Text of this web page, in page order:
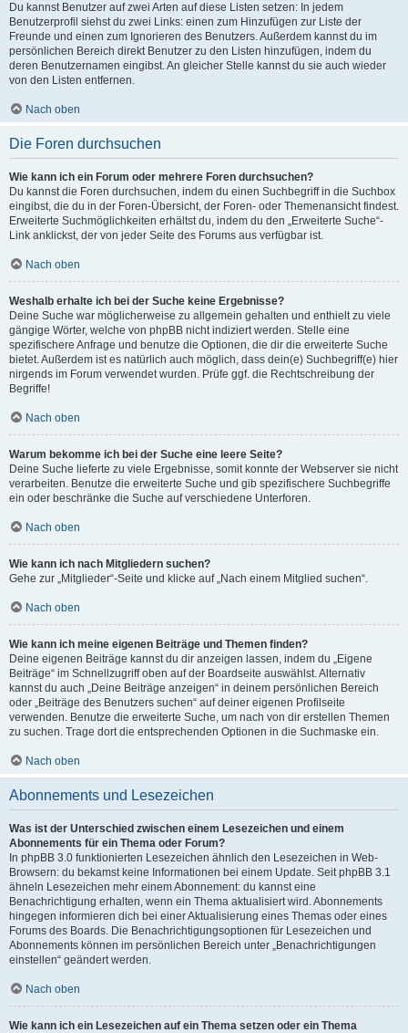
Du kannst Benutzer auf zwei Arten auf diese Listen setzen: In jedem
Benutzerprofil siehst du zwei Links: einen zum Hinzufügen zur Liste der
Freunde und einen zum Ignorieren des Benutzers. Außerdem kannst du im
persönlichen Bereich direkt Benutzer zu den Listen hinzufügen, indem du
deren Benutzernamen eingibst. An gleicher Stelle kannst du sie auch wieder
von den Listen entfernen.
Nach oben
Die Foren durchsuchen
Wie kann ich ein Forum oder mehrere Foren durchsuchen?
Du kannst die Foren durchsuchen, indem du einen Suchbegriff in die Suchbox
eingibst, die du in der Foren-Übersicht, der Foren- oder Themenansicht findest.
Erweiterte Suchmöglichkeiten erhältst du, indem du den „Erweiterte Suche“-
Link anklickst, der von jeder Seite des Forums aus verfügbar ist.
Nach oben
Weshalb erhalte ich bei der Suche keine Ergebnisse?
Deine Suche war möglicherweise zu allgemein gehalten und enthielt zu viele
gängige Wörter, welche von phpBB nicht indiziert werden. Stelle eine
spezifischere Anfrage und benutze die Optionen, die dir die erweiterte Suche
bietet. Außerdem ist es natürlich auch möglich, dass dein(e) Suchbegriff(e) hier
nirgends im Forum verwendet wurden. Prüfe ggf. die Rechtschreibung der
Begriffe!
Nach oben
Warum bekomme ich bei der Suche eine leere Seite?
Deine Suche lieferte zu viele Ergebnisse, somit konnte der Webserver sie nicht
verarbeiten. Benutze die erweiterte Suche und gib spezifischere Suchbegriffe
ein oder beschränke die Suche auf verschiedene Unterforen.
Nach oben
Wie kann ich nach Mitgliedern suchen?
Gehe zur „Mitglieder“-Seite und klicke auf „Nach einem Mitglied suchen“.
Nach oben
Wie kann ich meine eigenen Beiträge und Themen finden?
Deine eigenen Beiträge kannst du dir anzeigen lassen, indem du „Eigene
Beiträge“ im Schnellzugriff oben auf der Boardseite auswählst. Alternativ
kannst du auch „Deine Beiträge anzeigen“ in deinem persönlichen Bereich
oder „Beiträge des Benutzers suchen“ auf deiner eigenen Profilseite
verwenden. Benutze die erweiterte Suche, um nach von dir erstellen Themen
zu suchen. Trage dort die entsprechenden Optionen in die Suchmaske ein.
Nach oben
Abonnements und Lesezeichen
Was ist der Unterschied zwischen einem Lesezeichen und einem
Abonnements für ein Thema oder Forum?
In phpBB 3.0 funktionierten Lesezeichen ähnlich den Lesezeichen in Web-
Browsern: du bekamst keine Informationen bei einem Update. Seit phpBB 3.1
ähneln Lesezeichen mehr einem Abonnement: du kannst eine
Benachrichtigung erhalten, wenn ein Thema aktualisiert wird. Abonnements
hingegen informieren dich bei einer Aktualisierung eines Themas oder eines
Forums des Boards. Die Benachrichtigungsoptionen für Lesezeichen und
Abonnements können im persönlichen Bereich unter „Benachrichtigungen
einstellen“ geändert werden.
Nach oben
Wie kann ich ein Lesezeichen auf ein Thema setzen oder ein Thema